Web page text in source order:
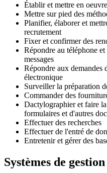
Établir et mettre en
Mettre sur pied des
Planifier, élaborer et
recrutement
Fixer et confirmer des
Répondre au téléphone
messages
Répondre aux demandes
électronique
Surveiller la préparation
Commander des
Dactylographier et faire
formulaires et d'autres
Effectuer des recherches
Effectuer de l'entré de
Entretenir et gérer des
Systèmes de